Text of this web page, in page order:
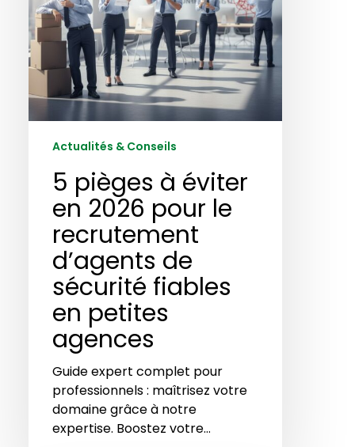
le
recrutement
d’agents
de
sécurité
fiables
en
petites
Actualités & Conseils
5 pièges à éviter
en 2026 pour le
recrutement
d’agents de
sécurité fiables
en petites
agences
Guide expert complet pour
professionnels : maîtrisez votre
domaine grâce à notre
expertise. Boostez votre…